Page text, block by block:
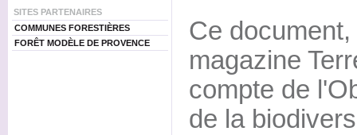
SITES PARTENAIRES
COMMUNES FORESTIÈRES
FORÊT MODÈLE DE PROVENCE
Ce
magazine
compte de
de la